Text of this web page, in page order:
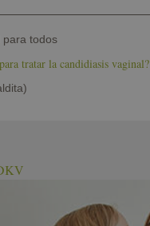
para todos
tratar la candidiasis vaginal?